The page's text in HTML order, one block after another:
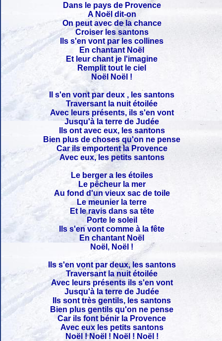
Dans le pays de Provence
A Noël dit-on
On peut avec de la chance
Croiser les santons
Ils s'en vont par les collines
En chantant Noël
Et leur chant je l'imagine
Remplit tout le ciel
Noël Noël !
Il s'en vont par deux , les santons
Traversant la nuit étoilée
Avec leurs présents, ils s'en vont
Jusqu'à la terre de Judée
Ils ont avec eux, les santons
Bien plus de choses qu'on ne pense
Car ils emportent la Provence
Avec eux, les petits santons
Le berger a les étoiles
Le pêcheur la mer
Au fond d'un vieux sac de toile
Le meunier la terre
Et le ravis dans sa tête
Porte le soleil
Ils s'en vont comme à la fête
En chantant Noël
Noël, Noël !
Ils s'en vont par deux, les santons
Traversant la nuit étoilée
Avec leurs présents ils s'en vont
Jusqu'à la terre de Judée
Ils sont très gentils, les santons
Bien plus gentils qu'on ne pense
Car ils font bénir la Provence
Avec eux les petits santons
Noël ! Noël ! Noël ! Noël !